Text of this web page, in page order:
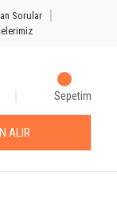
Sorular
Sepetim
ALIR